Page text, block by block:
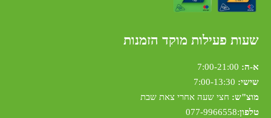
שעות פעילות מוקד הזמנות
א-ה:
שישי: 7:00-13:30
מוצ"ש: חצי שעה אחרי צאת שבת
טלפון:
077-9966558